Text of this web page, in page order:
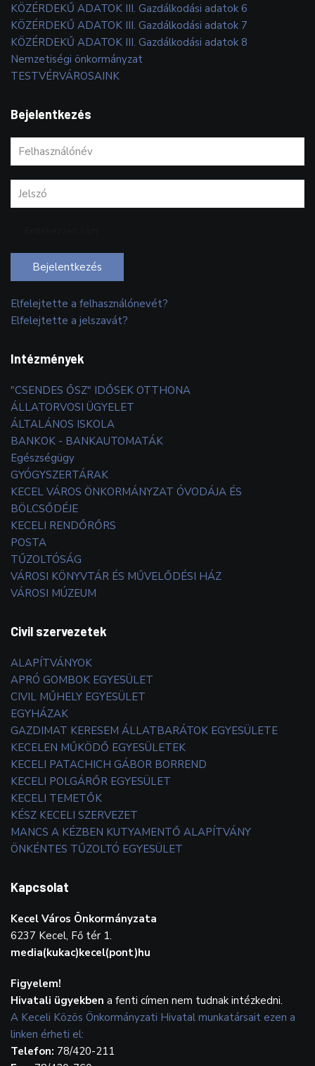
KÖZÉRDEKŰ ADATOK III. Gazdálkodási adatok 6
KÖZÉRDEKŰ ADATOK III. Gazdálkodási adatok 7
KÖZÉRDEKŰ ADATOK III. Gazdálkodási adatok 8
Nemzetiségi önkormányzat
TESTVÉRVÁROSAINK
Bejelentkezés
Bejelentkezés
Elfelejtette a felhasználónevét?
Elfelejtette a jelszavát?
Intézmények
"CSENDES ŐSZ" IDŐSEK OTTHONA
ÁLLATORVOSI ÜGYELET
ÁLTALÁNOS ISKOLA
BANKOK - BANKAUTOMATÁK
Egészségügy
GYÓGYSZERTÁRAK
KECEL VÁROS ÖNKORMÁNYZAT ÓVODÁJA ÉS
BÖLCSŐDÉJE
KECELI RENDŐRŐRS
POSTA
TŰZOLTÓSÁG
VÁROSI KÖNYVTÁR ÉS MŰVELŐDÉSI HÁZ
VÁROSI MÚZEUM
Civil szervezetek
ALAPÍTVÁNYOK
APRÓ GOMBOK EGYESÜLET
CIVIL MŰHELY EGYESÜLET
EGYHÁZAK
GAZDIMAT KERESEM ÁLLATBARÁTOK EGYESÜLETE
KECELEN MŰKÖDŐ EGYESÜLETEK
KECELI PATACHICH GÁBOR BORREND
KECELI POLGÁRŐR EGYESÜLET
KECELI TEMETŐK
KÉSZ KECELI SZERVEZET
MANCS A KÉZBEN KUTYAMENTŐ ALAPÍTVÁNY
ÖNKÉNTES TŰZOLTÓ EGYESÜLET
Kapcsolat
Kecel Város Önkormányzata
6237 Kecel, Fő tér 1.
media(kukac)kecel(pont)hu
Figyelem!
Hivatali ügyekben a fenti címen nem tudnak intézkedni.
A Keceli Közös Önkormányzati Hivatal munkatársait ezen a
linken érheti el:
Telefon: 78/420-211